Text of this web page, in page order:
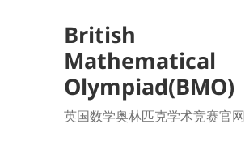
British
Mathematical
Olympiad(BMO)
英国数学奥林匹克学术竞赛官网